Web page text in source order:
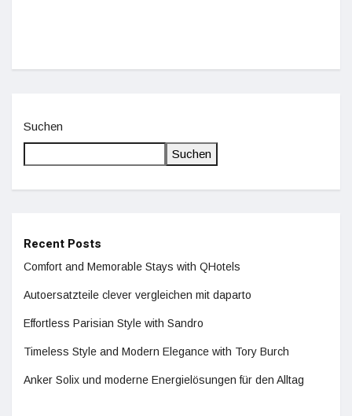
Suchen
Suchen
Recent Posts
Comfort and Memorable Stays with QHotels
Autoersatzteile clever vergleichen mit daparto
Effortless Parisian Style with Sandro
Timeless Style and Modern Elegance with Tory Burch
Anker Solix und moderne Energielösungen für den Alltag